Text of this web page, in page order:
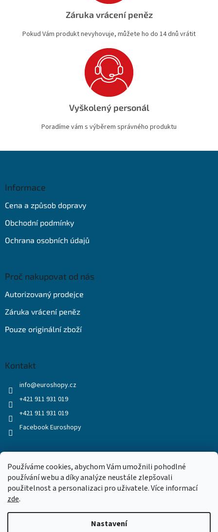
Používáme cookies, abychom Vám umožnili pohodlné
používání webu a díky analýze neustále zlepšovali
použitelnost a personalizaci pro uživatele. Více informací
zde.
Nastavení
Záruka vrácení peněz
Pokud Vám produkt nevyhovuje, můžete ho do 14 dnů vrátit
Vyškolený personál
Poradíme vám s výběrem správného produktu
Informace
Cena a způsob dopravy
Obchodní podmínky
Ochrana osobních údajů
Proč nakupovat od nás
Autorizovaný prodejce
Záruka vrácení peněz
Pouze originální zboží
Kontakt
info@euroshopy.cz
+421 911 931 019
+421 911 931 019
Facebook Euroshopy
Vytvořil Shoptet